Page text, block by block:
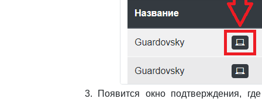
3. Появится окно подтверждения,